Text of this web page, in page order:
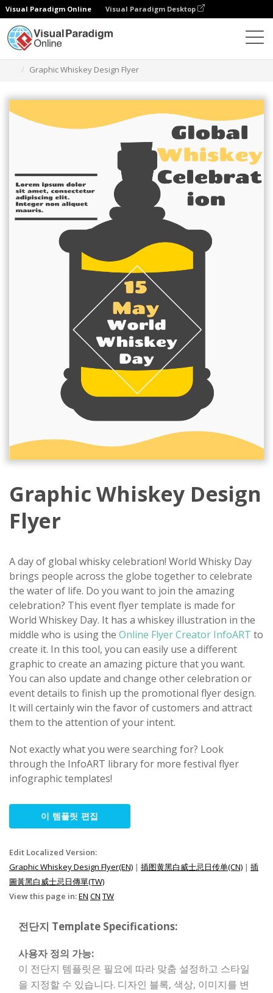
Visual Paradigm Online Visual Paradigm Desktop
Graphic Whiskey Design Flyer
Graphic Whiskey Design
Flyer
A day of global whisky celebration! World Whisky Day
brings people across the globe together to celebrate
the water of life. Do you want to join the amazing
celebration? This event flyer template is made for
World Whiskey Day. It has a whiskey illustration in the
middle who is using the Online Flyer Creator InfoART to
create it. In this tool, you can easily use a different
graphic to create an amazing picture that you want.
You can also update and change other celebration or
event details to finish up the promotional flyer design.
It will certainly win the favor of customers and attract
them to the attention of your intent.
Not exactly what you were searching for? Look
through the InfoART library for more festival flyer
infographic templates!
이 템플릿 편집
Edit Localized Version:
Graphic Whiskey Design Flyer(EN) | 插图黄黑白威士忌日传单(CN) | 插
圖黃黑白威士忌日傳單(TW)
View this page in:EN CN TW
전단지 Template Specifications:
사용자 정의 가능:
이 전단지 템플릿은 필요에 따라 맞춤 설정하고 스타일
을 지정할 수 있습니다. 디자인 블록, 색상, 이미지를 변